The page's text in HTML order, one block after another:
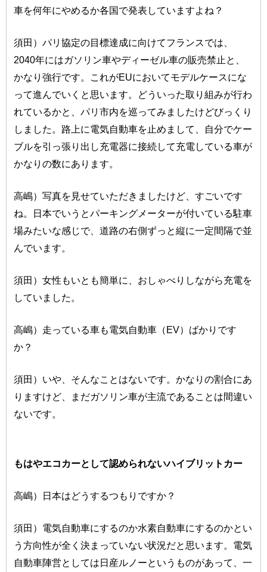
車を何年にやめるか各国で発表していますよね？
須田）パリ協定の目標達成に向けてフランスでは、
2040年にはガソリン車やディーゼル車の販売禁止と、
かなり強行です。これがEUにおいてモデルケースにな
って進んでいくと思います。どういった取り組みが行わ
れているかと、パリ市内を巡ってみましたけどびっくり
しました。路上に電気自動車を止めまして、自分でケー
ブルを引っ張り出し充電器に接続して充電している車が
かなりの数にあります。
高嶋）写真を見せていただきましたけど、すごいです
ね。日本でいうとパーキングメーターが付いている駐車
場みたいな感じで、道路の右側ずっと縦に一定間隔で並
んでいます。
須田）女性もいとも簡単に、おしゃべりしながら充電を
していました。
高嶋）走っている車も電気自動車（EV）ばかりです
か？
須田）いや、そんなことはないです。かなりの割合にあ
りますけど、まだガソリン車が主流であることは間違い
ないです。
もはやエコカーとして認められないハイブリットカー
高嶋）日本はどうするつもりですか？
須田）電気自動車にするのか水素自動車にするのかとい
う方向性が全く決まっていない状況だと思います。電気
自動車陣営としては日産ルノーというものがあって、一